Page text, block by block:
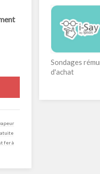
fer à
Sondages
d'achat